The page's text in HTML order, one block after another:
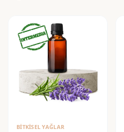
BITKISEL YAĞLAR